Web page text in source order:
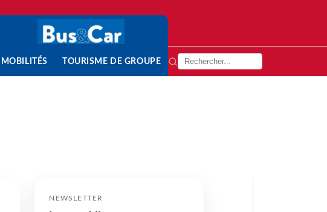
MOBILITÉS TOURISME DE GROUPE
NEWSLETTER